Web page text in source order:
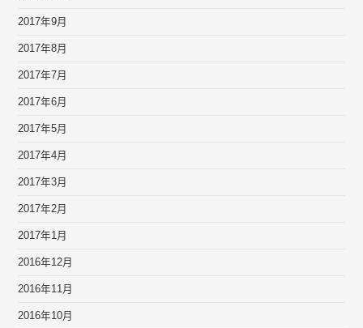
2017年9月
2017年8月
2017年7月
2017年6月
2017年5月
2017年4月
2017年3月
2017年2月
2017年1月
2016年12月
2016年11月
2016年10月